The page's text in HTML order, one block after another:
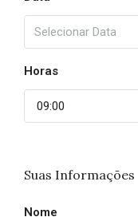
Horas
09:00
Suas Informações
Nome